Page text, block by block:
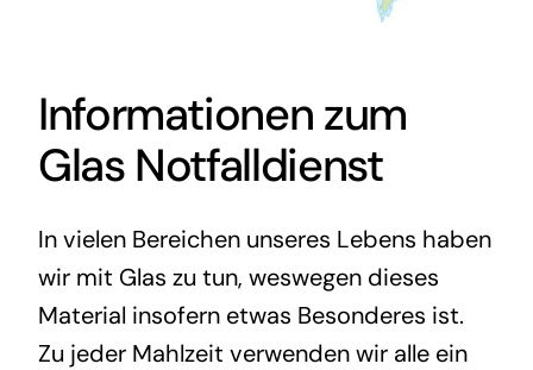
Informationen zum
Glas Notfalldienst
In vielen Bereichen unseres Lebens haben
wir mit Glas zu tun, weswegen dieses
Material insofern etwas Besonderes ist.
Zu jeder Mahlzeit verwenden wir alle ein